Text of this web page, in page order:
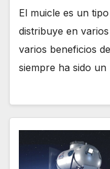
El muicle es un
distribuye en
varios beneficios
siempre ha sido